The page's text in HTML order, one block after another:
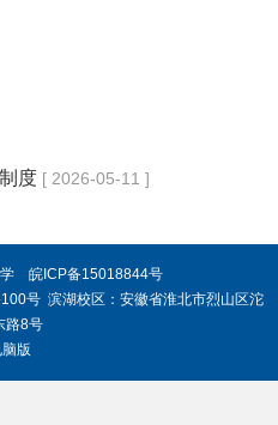
度 [ 2026-05-11 ]
学 皖ICP备15018844号
号 滨湖校区：安徽省淮北市烈山区沱
路8号
版